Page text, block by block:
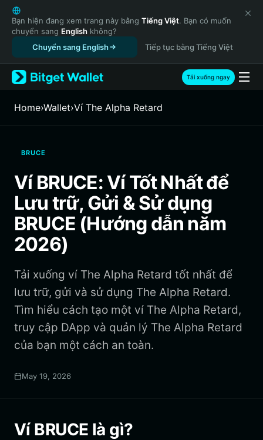
English
日本語
Tiếng Việt
Русский
Español (Latinoamérica)
Türkçe
Français
繁體中文
Bahasa Indonesia
ภาษาไทย
Español
Português (Brasil)
Bạn hiện đang xem trang này bằng Tiếng Việt. Bạn có muốn
chuyển sang English không?
Chuyển sang English
Tiếp tục bằng Tiếng Việt
Tải xuống ngay
Home›Wallet›‌Ví The Alpha Retard
BRUCE
Ví BRUCE: Ví Tốt Nhất để
Lưu trữ, Gửi & Sử dụng
BRUCE (Hướng dẫn năm
2026)
Tải xuống ví The Alpha Retard tốt nhất để
lưu trữ, gửi và sử dụng The Alpha Retard.
Tìm hiểu cách tạo một ví The Alpha Retard,
truy cập DApp và quản lý The Alpha Retard
của bạn một cách an toàn.
May 19, 2026
Ví BRUCE là gì?